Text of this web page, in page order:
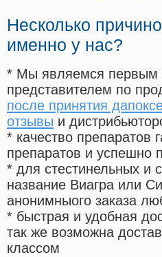
Несколько
именно у нас?
* Мы являемся первым
представителем по
после принятия
отзывы и
* качество препаратов
препаратов и успешно
* для стестинельных и
название Виагра или
анонимныого заказа
* быстрая и удобная
так же возможна
классом